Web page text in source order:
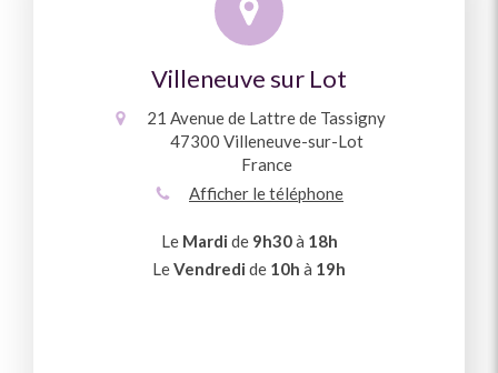
Villeneuve sur Lot
21 Avenue de Lattre de Tassigny
47300 Villeneuve-sur-Lot
France
Afficher le téléphone
Le Mardi de 9h30à 18h
LeVendredi de 10h à 19h